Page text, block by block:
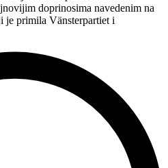
doprinosima navedenim na
je primila Vänsterpartiet i